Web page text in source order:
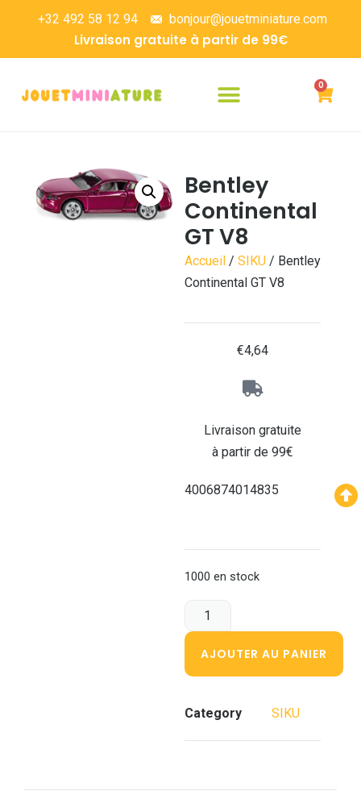
+32 492 58 12 94 bonjour@jouetminiature.com
Livraison gratuite à partir de 99€
0
Bentley
Continental
GT V8
Accueil/ SIKU/ Bentley
Continental GT V8
€4,64
Livraison gratuite
à partir de 99€
4006874014835
1000 en stock
AJOUTER AU PANIER
Category SIKU